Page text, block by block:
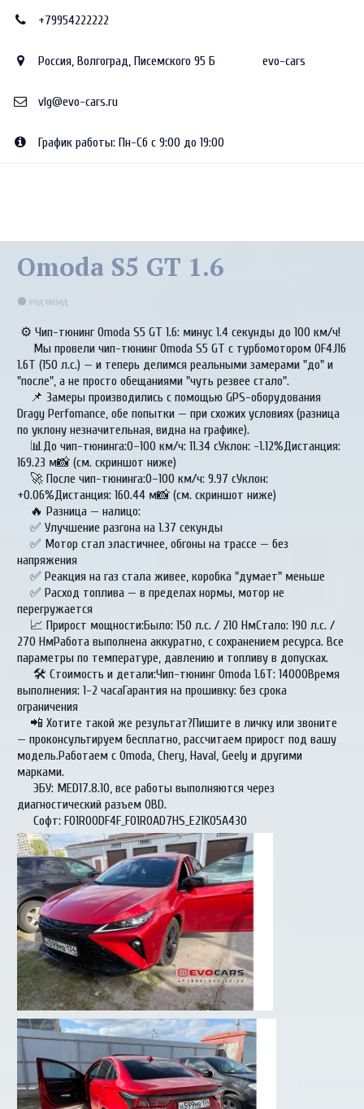
+79954222222
Россия, Волгоград, Писемского 95 Б evo-cars
vlg@evo-cars.ru
График работы: Пн-Сб с 9:00 до 19:00
Omoda S5 GT 1.6
год назад
⚙ Чип-тюнинг Omoda S5 GT 1.6: минус 1.4 секунды до 100 км/ч!
Мы провели чип-тюнинг Omoda S5 GT с турбомотором 0F4J16
1.6T (150 л.с.) — и теперь делимся реальными замерами "до" и
"после", а не просто обещаниями "чуть резвее стало".
📌 Замеры производились с помощью GPS-оборудования
Dragy Perfomance, обе попытки — при схожих условиях (разница
по уклону незначительная, видна на графике).
📊До чип-тюнинга:0–100 км/ч: 11.34 сУклон: -1.12%Дистанция:
169.23 м📸 (см. скриншот ниже)
🚀 После чип-тюнинга:0–100 км/ч: 9.97 сУклон:
+0.06%Дистанция: 160.44 м📸 (см. скриншот ниже)
🔥 Разница — налицо:
✅ Улучшение разгона на 1.37 секунды
✅ Мотор стал эластичнее, обгоны на трассе — без
напряжения
✅ Реакция на газ стала живее, коробка "думает" меньше
✅ Расход топлива — в пределах нормы, мотор не
перегружается
📈 Прирост мощности:Было: 150 л.с. / 210 НмСтало: 190 л.с. /
270 НмРабота выполнена аккуратно, с сохранением ресурса. Все
параметры по температуре, давлению и топливу в допусках.
🛠 Стоимость и детали:Чип-тюнинг Omoda 1.6T: 14000Время
выполнения: 1-2 часаГарантия на прошивку: без срока
ограничения
📲 Хотите такой же результат?Пишите в личку или звоните
— проконсультируем бесплатно, рассчитаем прирост под вашу
модель.Работаем с Omoda, Chery, Haval, Geely и другими
марками.
ЭБУ: MED17.8.10, все работы выполняются через
диагностический разъем OBD.
Софт: F01R00DF4F_F01R0AD7HS_E21K05A430